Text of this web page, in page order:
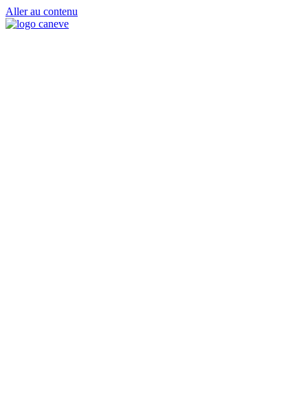
Aller au contenu